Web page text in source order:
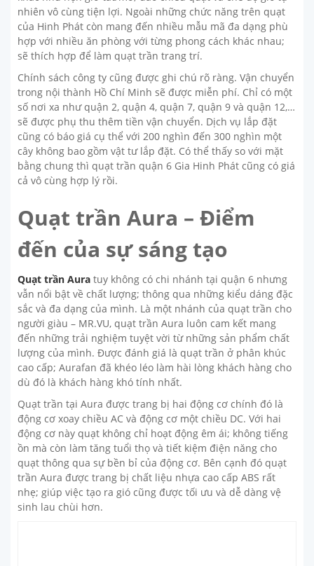
nhiên vô cùng tiện lợi. Ngoài những chức năng trên quạt
của Hinh Phát còn mang đến nhiều mẫu mã đa dạng phù
hợp với nhiều ăn phòng với từng phong cách khác nhau;
sẽ thích hợp để làm quạt trần trang trí.
Chính sách công ty cũng được ghi chú rõ ràng. Vận chuyển
trong nội thành Hồ Chí Minh sẽ được miễn phí. Chỉ có một
số nơi xa như quận 2, quận 4, quận 7, quận 9 và quận 12,…
sẽ được phụ thu thêm tiền vận chuyển. Dịch vụ lắp đặt
cũng có báo giá cụ thể với 200 nghìn đến 300 nghìn một
cây không bao gồm vật tư lắp đặt. Có thể thấy so với mặt
bằng chung thì quạt trần quận 6 Gia Hinh Phát cũng có giá
cả vô cùng hợp lý rồi.
Quạt trần Aura – Điểm
đến của sự sáng tạo
Quạt trần Aura tuy không có chi nhánh tại quận 6 nhưng
vẫn nổi bật về chất lượng; thông qua những kiểu dáng đặc
sắc và đa dạng của mình. Là một nhánh của quạt trần cho
người giàu – MR.VU, quạt trần Aura luôn cam kết mang
đến những trải nghiệm tuyệt vời từ những sản phẩm chất
lượng của mình. Được đánh giá là quạt trần ở phân khúc
cao cấp; Aurafan đã khéo léo làm hài lòng khách hàng cho
dù đó là khách hàng khó tính nhất.
Quạt trần tại Aura được trang bị hai động cơ chính đó là
động cơ xoay chiều AC và động cơ một chiều DC. Với hai
động cơ này quạt không chỉ hoạt động êm ái; không tiếng
ồn mà còn làm tăng tuổi thọ và tiết kiệm điện năng cho
quạt thông qua sự bền bỉ của động cơ. Bên cạnh đó quạt
trần Aura được trang bị chất liệu nhựa cao cấp ABS rất
nhẹ; giúp việc tạo ra gió cũng được tối ưu và dễ dàng vệ
sinh lau chùi hơn.